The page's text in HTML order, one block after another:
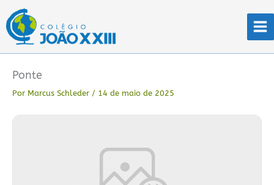
para
conteúdo
Ponte
Por Marcus Schleder / 14 de maio de 2025